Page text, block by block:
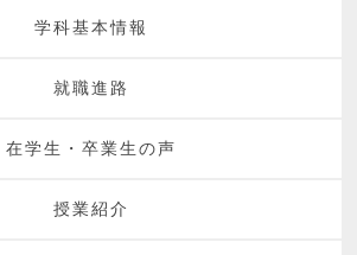
学科基本情報
就職進路
在学生・卒業生の声
授業紹介